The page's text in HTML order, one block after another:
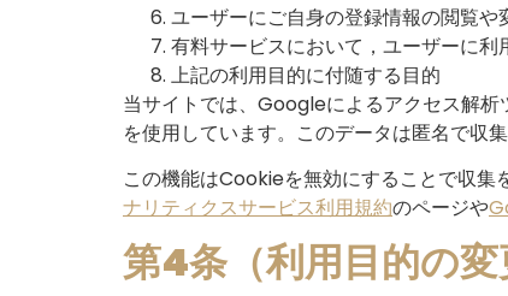
ユーザーにご自身の登録情報の閲覧
有料サービスにおいて，ユーザーに利
上記の利用目的に付随する目的
当サイトでは、Googleによるアクセス解
を使用しています。このデータは匿名で収
この機能はCookieを無効にすることで収集
ナリティクスサービス利用規約のページや
第4条（利用目的の変